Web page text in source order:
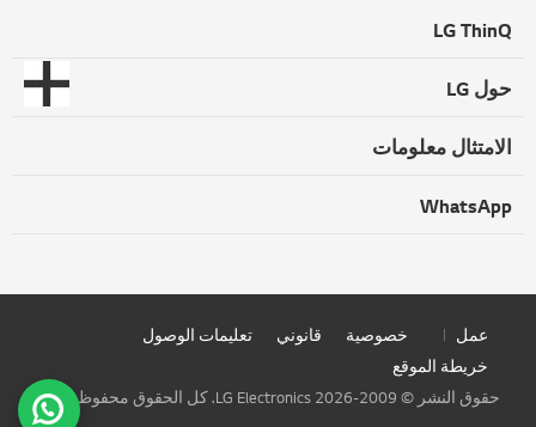
LG ThinQ
حول LG
الامتثال معلومات
WhatsApp
عمل خصوصية قانوني
تعليمات الوصول
خريطة الموقع
حقوق النشر © 2009-2026 LG Electronics. كل الحقوق محفوظة